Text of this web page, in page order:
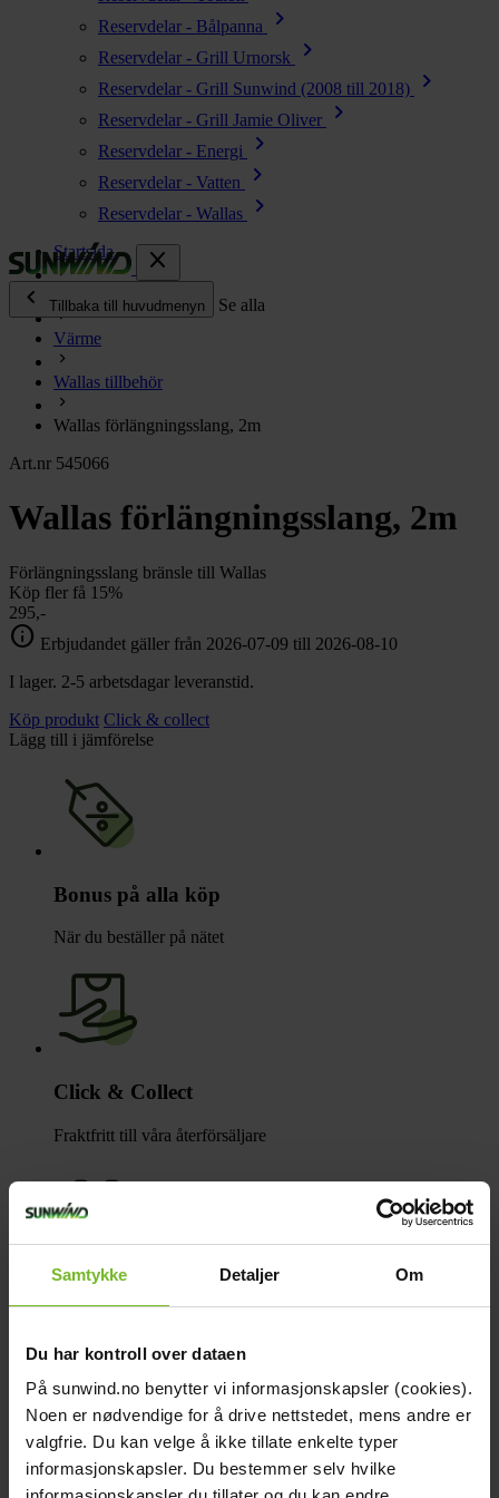
Samtykke Detaljer Om
Du har kontroll over dataen
På sunwind.no benytter vi informasjonskapsler (cookies).
Noen er nødvendige for å drive nettstedet, mens andre er
valgfrie. Du kan velge å ikke tillate enkelte typer
informasjonskapsler. Du bestemmer selv hvilke
Reservdelar - Bålpanna chevron_right
Reservdelar - Grill Urnorsk chevron_right
Reservdelar - Grill Sunwind (2008 till 2018) chevron_right
Reservdelar - Grill Jamie Oliver chevron_right
Reservdelar - Energi chevron_right
Reservdelar - Vatten chevron_right
Reservdelar - Wallas
chevron_right
close
chevron_left
Tillbaka till huvudmenyn Se alla
Energi
Kök & Gasol chevron_right
Värme chevron_right
Vatten chevron_right
Toalett chevron_right
chevron_right
Lacanche
Reservdelar
Startsida
Värme
Wallas tillbehör
Wallas förlängningsslang, 2m
Art.nr 545066
Wallas förlängningsslang, 2m
Förlängningsslang bränsle till Wallas
Köp fler få 15%
295,-
info Erbjudandet gäller från 2026-07-09 till 2026-08-10
I lager. 2-5 arbetsdagar leveranstid.
Köp produkt Click & collect
Lägg till i jämförelse
Bonus på alla köp
När du beställer på nätet
Click & Collect
Fraktfritt till våra återförsäljare
Betala med Klarna
Teknisk data
Recensioner
Liknande produkter
Frågor och svar
Frakt och villkor